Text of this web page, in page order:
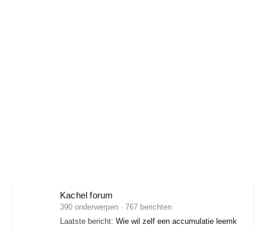
Kachel forum
390 onderwerpen · 767 berichten
Laatste bericht: Wie wil zelf een accumulatie leemk